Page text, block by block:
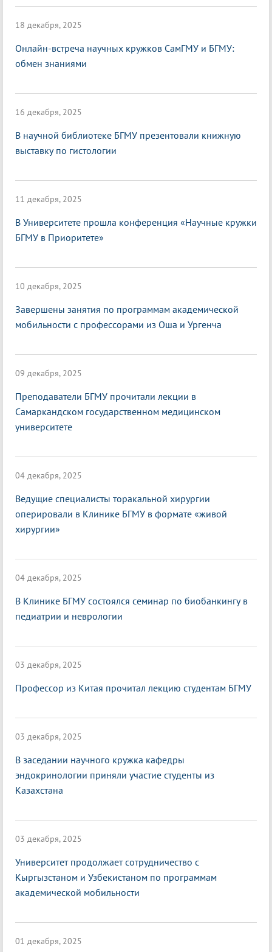
18 декабря, 2025
Онлайн-встреча научных кружков СамГМУ и БГМУ:
обмен знаниями
16 декабря, 2025
В научной библиотеке БГМУ презентовали книжную
выставку по гистологии
11 декабря, 2025
В Университете прошла конференция «Научные кружки
БГМУ в Приоритете»
10 декабря, 2025
Завершены занятия по программам академической
мобильности с профессорами из Оша и Ургенча
09 декабря, 2025
Преподаватели БГМУ прочитали лекции в
Самаркандском государственном медицинском
университете
04 декабря, 2025
Ведущие специалисты торакальной хирургии
оперировали в Клинике БГМУ в формате «живой
хирургии»
04 декабря, 2025
В Клинике БГМУ состоялся семинар по биобанкингу в
педиатрии и неврологии
03 декабря, 2025
Профессор из Китая прочитал лекцию студентам БГМУ
03 декабря, 2025
В заседании научного кружка кафедры
эндокринологии приняли участие студенты из
Казахстана
03 декабря, 2025
Университет продолжает сотрудничество с
Кыргызстаном и Узбекистаном по программам
академической мобильности
01 декабря, 2025